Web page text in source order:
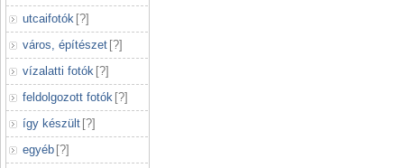
utcaifotók [?]
város, építészet [?]
vízalatti fotók [?]
feldolgozott fotók [?]
így készült [?]
egyéb [?]